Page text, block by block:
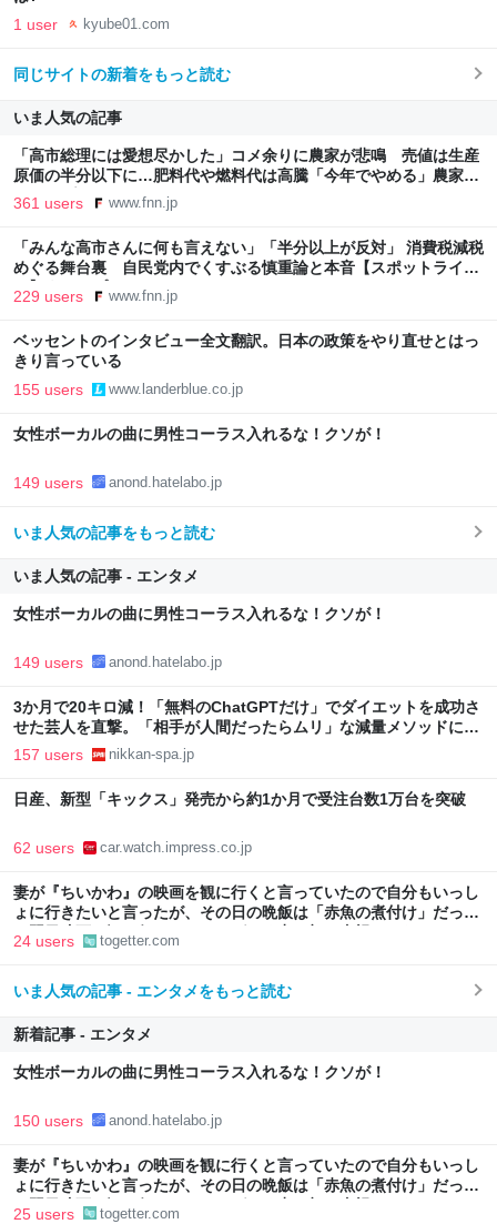
1 user kyube01.com
同じサイトの新着をもっと読む
いま人気の記事
「高市総理には愛想尽かした」コメ余りに農家が悲鳴 売値は生産
原価の半分以下に…肥料代や燃料代は高騰「今年でやめる」農家も
｜FNNプライムオンライン
361 users www.fnn.jp
「みんな高市さんに何も言えない」「半分以上が反対」 消費税減税
めぐる舞台裏 自民党内でくすぶる慎重論と本音【スポットライ
ト】｜FNNプライムオンライン
229 users www.fnn.jp
ベッセントのインタビュー全文翻訳。日本の政策をやり直せとはっ
きり言っている
155 users www.landerblue.co.jp
女性ボーカルの曲に男性コーラス入れるな！クソが！
149 users anond.hatelabo.jp
いま人気の記事をもっと読む
いま人気の記事 - エンタメ
女性ボーカルの曲に男性コーラス入れるな！クソが！
149 users anond.hatelabo.jp
3か月で20キロ減！「無料のChatGPTだけ」でダイエットを成功さ
せた芸人を直撃。「相手が人間だったらムリ」な減量メソッドに驚
き | 日刊SPA!
157 users nikkan-spa.jp
日産、新型「キックス」発売から約1か月で受注台数1万台を突破
62 users car.watch.impress.co.jp
妻が『ちいかわ』の映画を観に行くと言っていたので自分もいっし
ょに行きたいと言ったが、その日の晩飯は「赤魚の煮付け」だった
→翌日映画を観に行ったら、しばらく妻の顔を直視できなかった
24 users togetter.com
いま人気の記事 - エンタメをもっと読む
新着記事 - エンタメ
女性ボーカルの曲に男性コーラス入れるな！クソが！
150 users anond.hatelabo.jp
妻が『ちいかわ』の映画を観に行くと言っていたので自分もいっし
ょに行きたいと言ったが、その日の晩飯は「赤魚の煮付け」だった
→翌日映画を観に行ったら、しばらく妻の顔を直視できなかった
25 users togetter.com